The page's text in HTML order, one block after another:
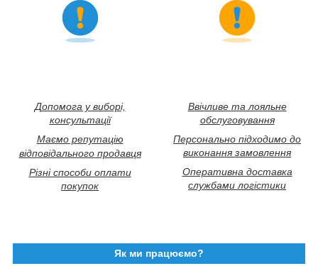
Допомога у виборі,
консультації
Маємо репутацію
відповідального продавця
Різні способи оплати
покупок
Ввічливе та лояльне
обслуговування
Персонально підходимо до
виконання замовлення
Оперативна доставка
службами логістики
Як ми працюємо?